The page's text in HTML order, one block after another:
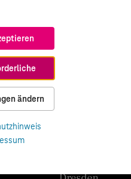
ändern